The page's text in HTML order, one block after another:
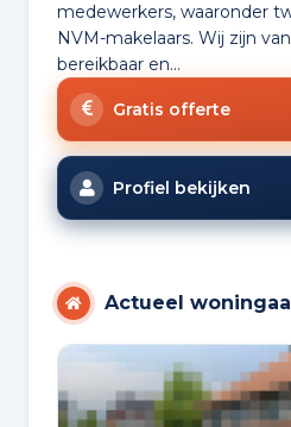
medewerkers, waaronder
NVM-makelaars. Wij zijn
bereikbaar en...
Gratis offerte
Profiel bekijken
Actueel